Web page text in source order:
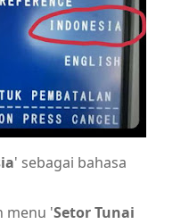
' sebagai bahasa
menu 'Setor Tunai